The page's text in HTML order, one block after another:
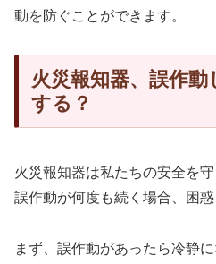
動を防ぐことができます。
火災報知器、誤作
する？
火災報知器は私たちの安全を
誤作動が何度も続く場合、困惑
まず、誤作動があったら冷静に